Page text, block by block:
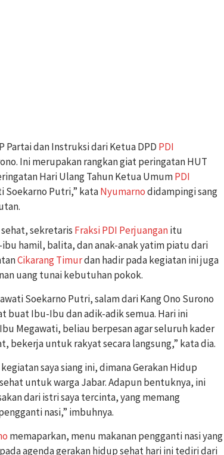
Partai dan Instruksi dari Ketua DPD PDI
Ini merupakan rangkan giat peringatan HUT
Hari Ulang Tahun Ketua UmumPDI
Soekarno Putri,” kataNyumarnodidampingi sang
sekretaris Fraksi PDI Perjuanganitu
hamil, balita, dan anak-anak yatim piatu dari
Cikarang Timurdan hadir pada kegiatan ini juga
uang tunai kebutuhan pokok.
Soekarno Putri, salam dari Kang Ono Surono
buat Ibu-Ibu dan adik-adik semua. Hari ini
Megawati, beliau berpesan agar seluruh kader
bekerja untuk rakyat secara langsung,” kata dia.
saya siang ini, dimana Gerakan Hidup
untuk warga Jabar. Adapun bentuknya, ini
dari istri saya tercinta, yang memang
nasi,” imbuhnya.
memaparkan, menu makanan pengganti nasi yang
agenda gerakan hidup sehat hari ini tediri dari